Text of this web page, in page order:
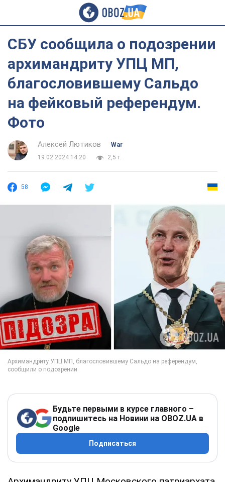
СБУ сообщила о подозрении
архимандриту УПЦ МП,
благословившему Сальдо
на фейковый референдум.
Фото
Алексей Лютиков
War
19.02.2024 14:20
2,5 т.
58
Будьте первыми в курсе главного –
подпишитесь на Новини на OBOZ.UA в
Google
Подписаться